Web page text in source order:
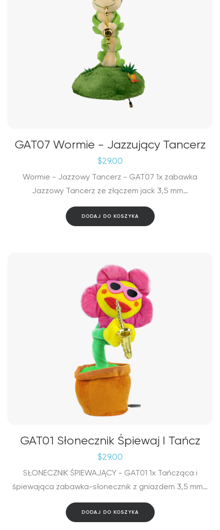
GAT07 Wormie - Jazzujący Tancerz
$29.00
Wormie - Jazzowy Tancerz - GAT07 1x zabawka
Jazzowy Tancerz ze złączem jack 3,5 mm…
DODAJ DO KOSZYKA
GAT01 Słonecznik Śpiewaj I Tańcz
$29.00
SŁONECZNIK ŚPIEWAJĄCY - GAT01 1x Tańcząca i
śpiewająca zabawka-słonecznik z gniazdem 3,5 mm…
DODAJ DO KOSZYKA